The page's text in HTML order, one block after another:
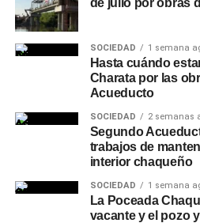
de julio por obras
SOCIEDAD 1 semana
Hasta cuándo
Charata por las
Acueducto
SOCIEDAD 2 semanas
Segundo
trabajos de
interior chaqueño
SOCIEDAD 1 semana
La Poceada
vacante y el pozo